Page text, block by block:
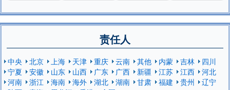
责任人
中央 北京 上海 天津 重庆 云南 其他 内蒙 吉林
四川
宁夏
安徽 山东 山西 广东 广西 新疆 江苏 江西
河北
河南
浙江 海南 海外 湖北 湖南 甘肃 福建 贵州
辽宁